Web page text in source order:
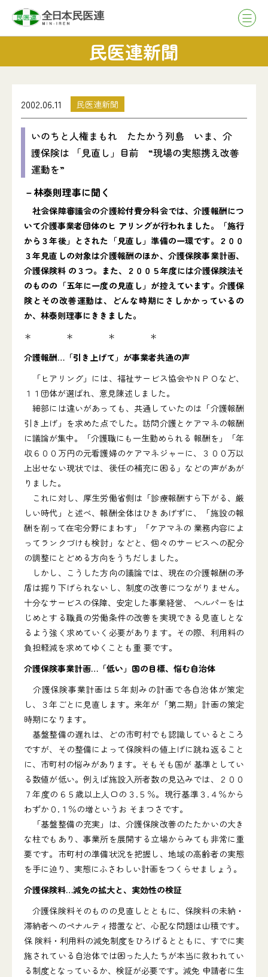
民医連新聞
2002.06.11 民医連新聞
いのちと人権まもれ たたかう列島 いま、介
護保険は 「見直し」目前 “現場の実態携え改善
運動を”
－林泰則理事に聞く
社会保障審議会の介護給付費分科会では、介護報酬につ
いて介護事業者団体のヒ アリングが行われました。「施行
から３年後」とされた「見直し」準備の一環です。２００
３年見直しの対象は介護報酬のほか、介護保険事業計画、
介護保険料 の３つ。また、２００５年度には介護保険法そ
のものの「五年に一度の見直し」が控えています。介護保
険とその改善運動は、どんな時期にさしかかっているの
か、林泰則理事にききました。
＊ ＊ ＊ ＊
介護報酬…「引き上げて」が事業者共通の声
「ヒアリング」には、福祉サービス協会やＮＰＯなど、
１１団体が選ばれ、意見陳述しました。
細部には違いがあっても、共通していたのは「介護報酬
引き上げ」を求めた点でした。訪問介護とケアマネの報酬
に議論が集中。「介護職にも一生勤められる 報酬を」「年
収６００万円の元看護婦のケアマネジャーに、３００万以
上出せない現状では、後任の補充に困る」などの声があが
りました。
これに対し、厚生労働省側は「診療報酬すら下がる、厳
しい時代」と述べ、報酬全体はひきあげずに、「施設の報
酬を削って在宅分野にまわす」「ケアマネの 業務内容によ
ってランクづけも検討」などと、個々のサービスへの配分
の調整にとどめる方向をうちだしました。
しかし、こうした方向の議論では、現在の介護報酬の矛
盾は掘り下げられないし、制度の改善につながりません。
十分なサービスの保障、安定した事業経営、 ヘルパーをは
じめとする職員の労働条件の改善を実現できる見直しとな
るよう強く求めていく必要があります。その際、利用料の
負担軽減を求めてゆくことも重 要です。
介護保険事業計画…「低い」国の目標、悩む自治体
介護保険事業計画は５年刻みの計画で各自治体が策定
し、３年ごとに見直します。来年が「第二期」計画の策定
時期になります。
基盤整備の遅れは、どの市町村でも認識しているところ
ですが、その整備によって保険料の値上げに跳ね返ること
に、市町村の悩みがあります。そもそも国が 基準としてい
る数値が低い。例えば施設入所者数の見込みでは、２００
７年度の６５歳以上人口の３.５％。現行基準３.４％から
わずか０.１％の増というお そまつさです。
「基盤整備の充実」は、介護保険改善のたたかいの大き
な柱でもあり、事業所を展開する立場からみても非常に重
要です。市町村の準備状況を把握し、地域の高齢者の実態
を手に迫り、実態にふさわしい計画をつくらせましょう。
介護保険料…減免の拡大と、実効性の検証
介護保険料そのものの見直しとともに、保険料の未納・
滞納者へのペナルティ措置など、心配な問題は山積です。
保 険料・利用料の減免制度をひろげるとともに、すでに実
施されている自治体では困った人たちが本当に救われてい
る制度となっているか、検証が必要です。減免 申請者に生